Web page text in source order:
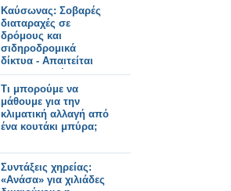
Καύσωνας: Σοβαρές
διαταραχές σε
δρόμους και
σιδηροδρομικά
δίκτυα - Απαιτείται
προσαρμογή στην
κλιματική αλλαγή.
Τι μπορούμε να
μάθουμε για την
κλιματική αλλαγή από
ένα κουτάκι μπύρα;
Συντάξεις χηρείας:
«Ανάσα» για χιλιάδες